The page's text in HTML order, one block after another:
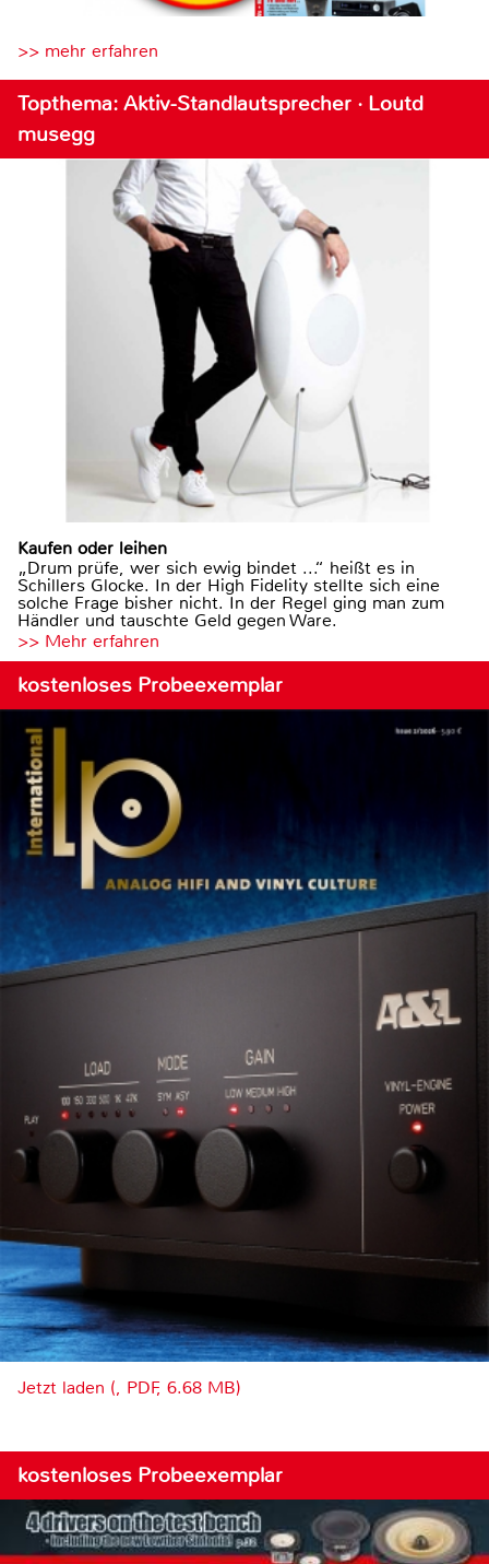
>> mehr erfahren
Topthema: Aktiv-Standlautsprecher · Loutd
musegg
Kaufen oder leihen
„Drum prüfe, wer sich ewig bindet ...“ heißt es in
Schillers Glocke. In der High Fidelity stellte sich eine
solche Frage bisher nicht. In der Regel ging man zum
Händler und tauschte Geld gegen Ware.
>> Mehr erfahren
kostenloses Probeexemplar
Jetzt laden (, PDF, 6.68 MB)
kostenloses Probeexemplar